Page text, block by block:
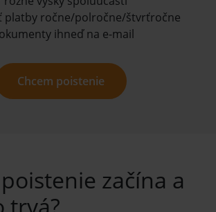
platby ročne/polročne/štvrťročne
ihneď na e-mail
Chcem poistenie
začína a
trvá?